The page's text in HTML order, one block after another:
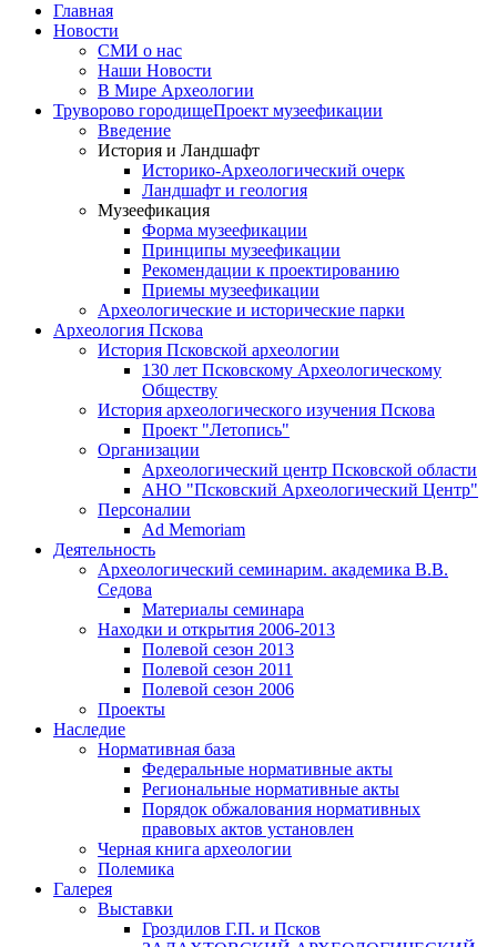
Главная
Новости
СМИ о нас
Наши Новости
В Мире Археологии
Труворово городищеПроект музеефикации
Введение
История и Ландшафт
Историко-Археологический очерк
Ландшафт и геология
Музеефикация
Форма музеефикации
Принципы музеефикации
Рекомендации к проектированию
Приемы музеефикации
Археологические и исторические парки
Археология Пскова
История Псковской археологии
130 лет Псковскому Археологическому
Обществу
История археологического изучения Пскова
Проект "Летопись"
Организации
Археологический центр Псковской области
АНО "Псковский Археологический Центр"
Персоналии
Ad Memoriam
Деятельность
Археологический семинарим. академика В.В.
Седова
Материалы семинара
Находки и открытия 2006-2013
Полевой сезон 2013
Полевой сезон 2011
Полевой сезон 2006
Проекты
Наследие
Нормативная база
Федеральные нормативные акты
Региональные нормативные акты
Порядок обжалования нормативных
правовых актов установлен
Черная книга археологии
Полемика
Галерея
Выставки
Гроздилов Г.П. и Псков